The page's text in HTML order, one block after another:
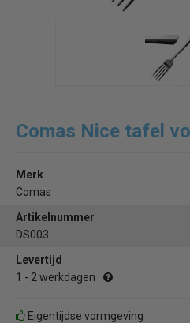
Comas Nice tafel
Merk
Comas
Artikelnummer
DS003
Levertijd
1 - 2 werkdagen
Eigentijdse vormgeving